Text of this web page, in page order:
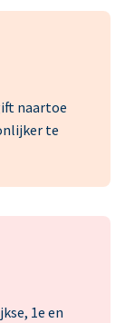
naartoe
te
1e en